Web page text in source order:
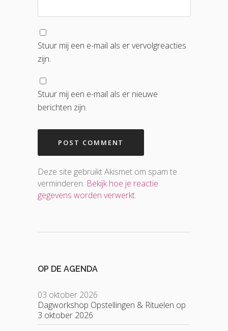
Stuur mij een e-mail als er vervolgreacties
zijn.
Stuur mij een e-mail als er nieuwe
berichten zijn.
Deze site gebruikt Akismet om spam te
verminderen. Bekijk hoe je reactie
gegevens worden verwerkt.
OP DE AGENDA
03 oktober 2026
Dagworkshop Opstellingen & Rituelen op
3 oktober 2026